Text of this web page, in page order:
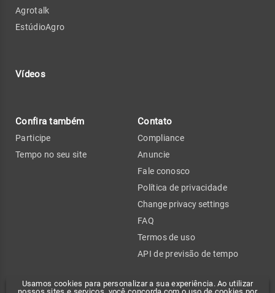
Usamos cookies para personalizar a sua experiência. Ao utilizar
Agrotalk
EstúdioAgro
Vídeos
Confira também
Participe
Tempo no seu site
Contato
Compliance
Anuncie
Fale conosco
Política de privacidade
Change privacy settings
FAQ
Termos de uso
API de previsão de tempo